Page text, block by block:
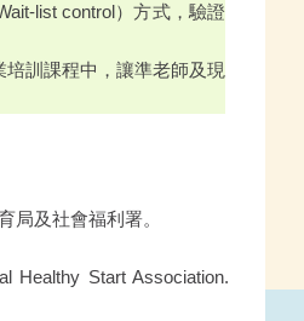
list control）方式，驗證
訓課程中，讓準老師及現
局及社會福利署。
Healthy Start Association.